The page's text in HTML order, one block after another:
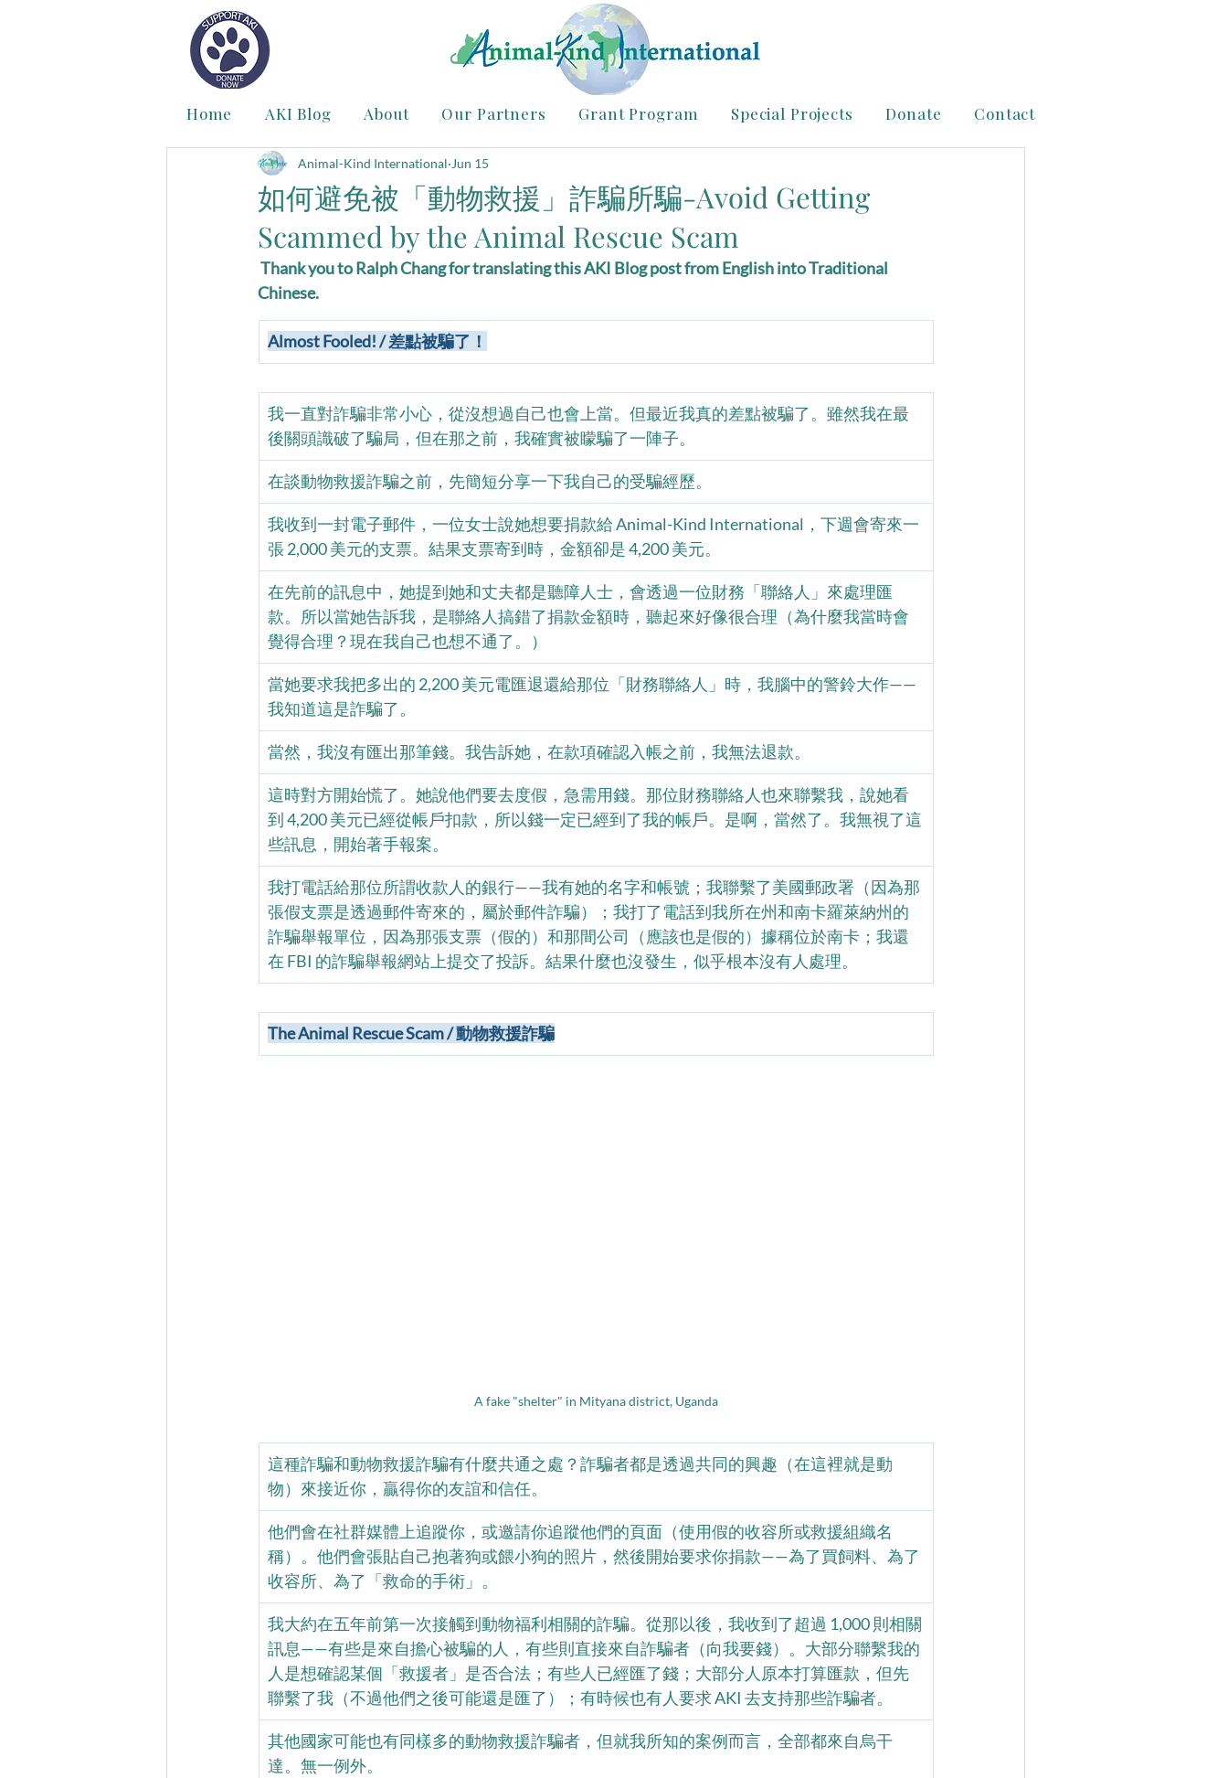
Home AKI Blog About Our Partners Grant Program Special Projects Donate Contact
如何避免被「動物救援」詐騙所騙-Avoid Getting
Scammed by the Animal Rescue Scam
Animal-Kind International Jun 15
Thank you to Ralph Chang for translating this AKI Blog post from English into Traditional
Chinese.
Almost Fooled! / 差點被騙了！
我一直對詐騙非常小心，從沒想過自己也會上當。但最近我真的差點被騙了。雖然我在最
後關頭識破了騙局，但在那之前，我確實被矇騙了一陣子。
在談動物救援詐騙之前，先簡短分享一下我自己的受騙經歷。
我收到一封電子郵件，一位女士說她想要捐款給 Animal-Kind International，下週會寄來一
張 2,000 美元的支票。結果支票寄到時，金額卻是 4,200 美元。
在先前的訊息中，她提到她和丈夫都是聽障人士，會透過一位財務「聯絡人」來處理匯
款。所以當她告訴我，是聯絡人搞錯了捐款金額時，聽起來好像很合理（為什麼我當時會
覺得合理？現在我自己也想不通了。）
當她要求我把多出的 2,200 美元電匯退還給那位「財務聯絡人」時，我腦中的警鈴大作——
我知道這是詐騙了。
當然，我沒有匯出那筆錢。我告訴她，在款項確認入帳之前，我無法退款。
這時對方開始慌了。她說他們要去度假，急需用錢。那位財務聯絡人也來聯繫我，說她看
到 4,200 美元已經從帳戶扣款，所以錢一定已經到了我的帳戶。是啊，當然了。我無視了這
些訊息，開始著手報案。
我打電話給那位所謂收款人的銀行——我有她的名字和帳號；我聯繫了美國郵政署（因為那
張假支票是透過郵件寄來的，屬於郵件詐騙）；我打了電話到我所在州和南卡羅萊納州的
詐騙舉報單位，因為那張支票（假的）和那間公司（應該也是假的）據稱位於南卡；我還
在 FBI 的詐騙舉報網站上提交了投訴。結果什麼也沒發生，似乎根本沒有人處理。
The Animal Rescue Scam / 動物救援詐騙
A fake "shelter" in Mityana district, Uganda
這種詐騙和動物救援詐騙有什麼共通之處？詐騙者都是透過共同的興趣（在這裡就是動
物）來接近你，贏得你的友誼和信任。
他們會在社群媒體上追蹤你，或邀請你追蹤他們的頁面（使用假的收容所或救援組織名
稱）。他們會張貼自己抱著狗或餵小狗的照片，然後開始要求你捐款——為了買飼料、為了
收容所、為了「救命的手術」。
我大約在五年前第一次接觸到動物福利相關的詐騙。從那以後，我收到了超過 1,000 則相關
訊息——有些是來自擔心被騙的人，有些則直接來自詐騙者（向我要錢）。大部分聯繫我的
人是想確認某個「救援者」是否合法；有些人已經匯了錢；大部分人原本打算匯款，但先
聯繫了我（不過他們之後可能還是匯了）；有時候也有人要求 AKI 去支持那些詐騙者。
其他國家可能也有同樣多的動物救援詐騙者，但就我所知的案例而言，全部都來自烏干
達。無一例外。